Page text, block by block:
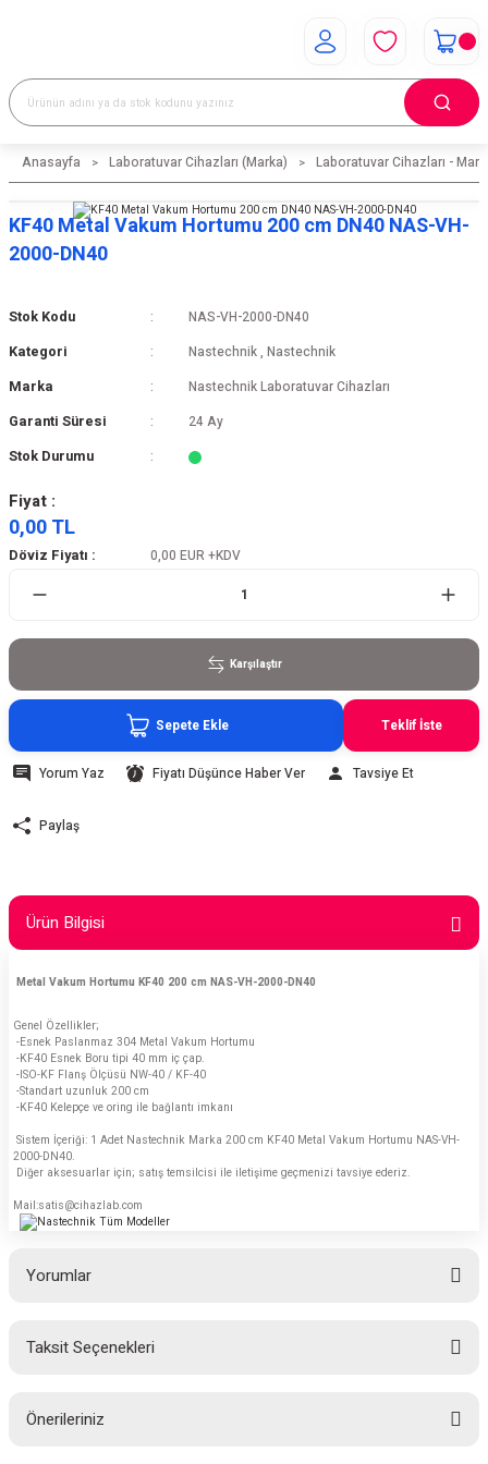
Anasayfa Laboratuvar Cihazları (Marka) Laboratuvar Cihazları -
KF40 Metal Vakum Hortumu 200 cm DN40 NAS-VH-
2000-DN40
Stok Kodu NAS-VH-2000-DN40
Kategori Nastechnik , Nastechnik
Marka Nastechnik Laboratuvar Cihazları
Garanti Süresi 24 Ay
Stok Durumu
Fiyat :
0,00 TL
Döviz Fiyatı : 0,00 EUR +KDV
Karşılaştır
Sepete Ekle Teklif İste
Yorum Yaz Fiyatı Düşünce Haber Ver Tavsiye Et
Paylaş
Ürün Bilgisi
Metal Vakum Hortumu KF40 200 cm NAS-VH-2000-DN40
Genel Özellikler;
-Esnek Paslanmaz 304 Metal Vakum Hortumu
-KF40 Esnek Boru tipi 40 mm iç çap.
-ISO-KF Flanş Ölçüsü NW-40 / KF-40
-Standart uzunluk 200 cm
-KF40 Kelepçe ve oring ile bağlantı imkanı
Sistem İçeriği: 1 Adet Nastechnik Marka 200 cm KF40 Metal Vakum Hortumu NAS-VH-
2000-DN40.
Diğer aksesuarlar için; satış temsilcisi ile iletişime geçmenizi tavsiye ederiz.
Mail:satis@cihazlab.com
Yorumlar
Taksit Seçenekleri
Önerileriniz